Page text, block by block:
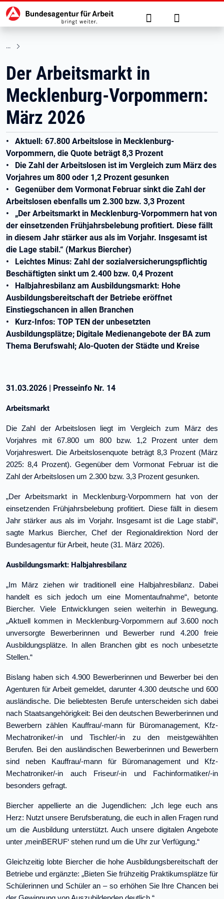
zu den Hauptinhalten springen
Hauptnavigation Suche Anmelden
Der Arbeitsmarkt in
Mecklenburg-Vorpommern:
März 2026
• Aktuell: 67.800 Arbeitslose in Mecklenburg-
Vorpommern, die Quote beträgt 8,3 Prozent
• Die Zahl der Arbeitslosen ist im Vergleich zum März des
Vorjahres um 800 oder 1,2 Prozent gesunken
• Gegenüber dem Vormonat Februar sinkt die Zahl der
Arbeitslosen ebenfalls um 2.300 bzw. 3,3 Prozent
• „Der Arbeitsmarkt in Mecklenburg-Vorpommern hat von
der einsetzenden Frühjahrsbelebung profitiert. Diese fällt
in diesem Jahr stärker aus als im Vorjahr. Insgesamt ist
die Lage stabil.“ (Markus Biercher)
• Leichtes Minus: Zahl der sozialversicherungspflichtig
Beschäftigten sinkt um 2.400 bzw. 0,4 Prozent
• Halbjahresbilanz am Ausbildungsmarkt: Hohe
Ausbildungsbereitschaft der Betriebe eröffnet
Einstiegschancen in allen Branchen
• Kurz-Infos: TOP TEN der unbesetzten
Ausbildungsplätze; Digitale Medienangebote der BA zum
Thema Berufswahl; Alo-Quoten der Städte und Kreise
31.03.2026 | Presseinfo Nr. 14
Arbeitsmarkt
Die Zahl der Arbeitslosen liegt im Vergleich zum März des
Vorjahres mit 67.800 um 800 bzw. 1,2 Prozent unter dem
Vorjahreswert. Die Arbeitslosenquote beträgt 8,3 Prozent (März
2025: 8,4 Prozent). Gegenüber dem Vormonat Februar ist die
Zahl der Arbeitslosen um 2.300 bzw. 3,3 Prozent gesunken.
„Der Arbeitsmarkt in Mecklenburg-Vorpommern hat von der
einsetzenden Frühjahrsbelebung profitiert. Diese fällt in diesem
Jahr stärker aus als im Vorjahr. Insgesamt ist die Lage stabil“,
sagte Markus Biercher, Chef der Regionaldirektion Nord der
Bundesagentur für Arbeit, heute (31. März 2026).
Ausbildungsmarkt: Halbjahresbilanz
„Im März ziehen wir traditionell eine Halbjahresbilanz. Dabei
handelt es sich jedoch um eine Momentaufnahme“, betonte
Biercher. Viele Entwicklungen seien weiterhin in Bewegung.
„Aktuell kommen in Mecklenburg-Vorpommern auf 3.600 noch
unversorgte Bewerberinnen und Bewerber rund 4.200 freie
Ausbildungsplätze. In allen Branchen gibt es noch unbesetzte
Stellen.“
Bislang haben sich 4.900 Bewerberinnen und Bewerber bei den
Agenturen für Arbeit gemeldet, darunter 4.300 deutsche und 600
ausländische. Die beliebtesten Berufe unterscheiden sich dabei
nach Staatsangehörigkeit: Bei den deutschen Bewerberinnen und
Bewerbern zählen Kauffrau/-mann für Büromanagement, Kfz-
Mechatroniker/-in und Tischler/-in zu den meistgewählten
Berufen. Bei den ausländischen Bewerberinnen und Bewerbern
sind neben Kauffrau/-mann für Büromanagement und Kfz-
Mechatroniker/-in auch Friseur/-in und Fachinformatiker/-in
besonders gefragt.
Biercher appellierte an die Jugendlichen: „Ich lege euch ans
Herz: Nutzt unsere Berufsberatung, die euch in allen Fragen rund
um die Ausbildung unterstützt. Auch unsere digitalen Angebote
unter ‚meinBERUF‘ stehen rund um die Uhr zur Verfügung.“
Gleichzeitig lobte Biercher die hohe Ausbildungsbereitschaft der
Betriebe und ergänzte: „Bieten Sie frühzeitig Praktikumsplätze für
Schülerinnen und Schüler an – so erhöhen Sie Ihre Chancen bei